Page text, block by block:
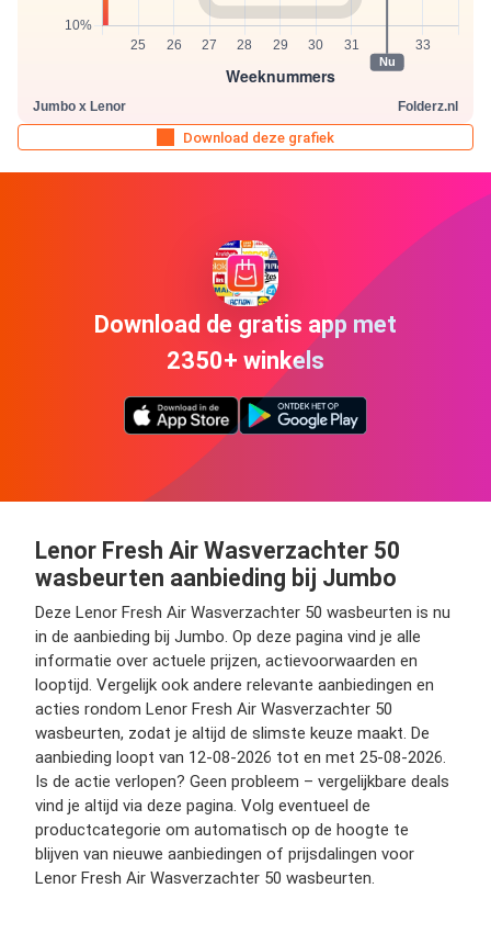
Download deze grafiek
Download de gratis app met
2350+ winkels
Lenor Fresh Air Wasverzachter 50
wasbeurten aanbieding bij Jumbo
Deze Lenor Fresh Air Wasverzachter 50 wasbeurten is nu
in de aanbieding bij Jumbo. Op deze pagina vind je alle
informatie over actuele prijzen, actievoorwaarden en
looptijd. Vergelijk ook andere relevante aanbiedingen en
acties rondom Lenor Fresh Air Wasverzachter 50
wasbeurten, zodat je altijd de slimste keuze maakt. De
aanbieding loopt van 12-08-2026 tot en met 25-08-2026.
Is de actie verlopen? Geen probleem – vergelijkbare deals
vind je altijd via deze pagina. Volg eventueel de
productcategorie om automatisch op de hoogte te
blijven van nieuwe aanbiedingen of prijsdalingen voor
Lenor Fresh Air Wasverzachter 50 wasbeurten.